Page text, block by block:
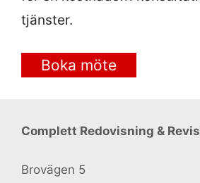
tjänster.
Boka möte
Complett Redovisning &
Brovägen 5